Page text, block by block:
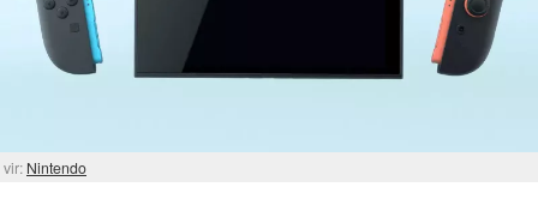
vir: Nintendo